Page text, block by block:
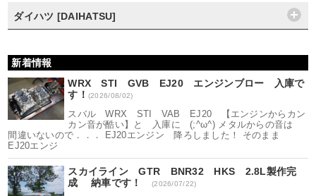
ダイハツ [DAIHATSU]
新着情報
WRX STI GVB EJ20 エンジンブロー 入庫で
す！ (2026/08/02)
スバル WRX STI VAB EJ20 【エンジンからカン
カン音が酷い】と 入庫に (;^ω^) メタルからの音は
間違いないので．．． EJ20エンジン 降ろしました！ そのまま
EJ20エンジ
スカイライン GTR BNR32 HKS 2.8L製作完
成 納車です！
(2026/07/22)